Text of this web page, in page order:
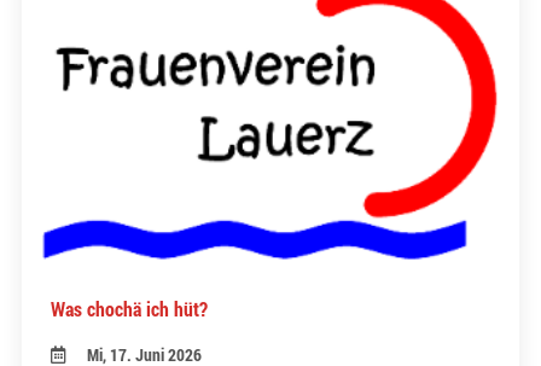
Was chochä ich hüt?
Mi, 17. Juni 2026